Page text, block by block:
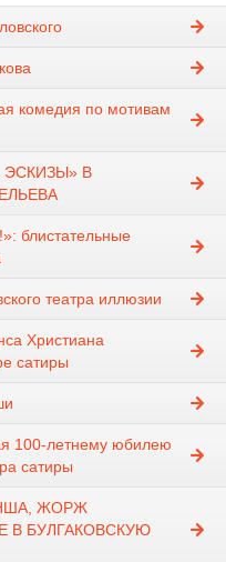
комедия по мотивам
ЭСКИЗЫ» В
блистательные
театра иллюзии
Христиана
сатиры
100-летнему юбилею
сатиры
ЖОРЖ
В БУЛГАКОВСКУЮ